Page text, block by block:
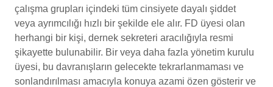
çalışma grupları içindeki tüm cinsiyete dayalı şiddet
veya ayrımcılığı hızlı bir şekilde ele alır. FD üyesi olan
herhangi bir kişi, dernek sekreteri aracılığıyla resmi
şikayette bulunabilir. Bir veya daha fazla yönetim kurulu
üyesi, bu davranışların gelecekte tekrarlanmaması ve
sonlandırılması amacıyla konuya azami özen gösterir ve